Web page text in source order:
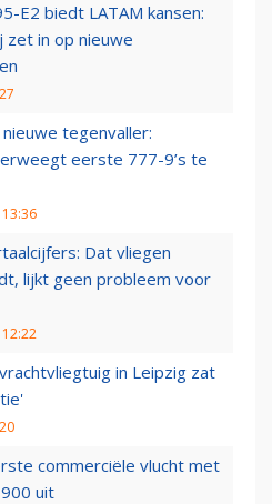
E2 biedt LATAM kansen:
zet in op nieuwe
tegenvaller:
eerste 777-9’s te
Dat vliegen
lijkt geen probleem voor
in Leipzig zat
commerciële vlucht met
uit